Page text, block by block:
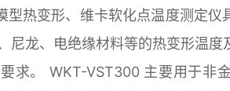
热变形、维卡软化点温度测定仪
龙、电绝缘材料等的热变形温度
求。 WKT-VST300 主要用于非